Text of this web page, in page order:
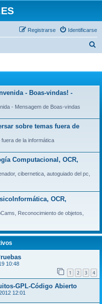
Identificarse
Registrarse
- Boas-vindas! -
- Mensagem de Boas-vindas
sobre temas fuera de
de la informática
Computacional, OCR,
cibernetica, autoguiado del pc,
OCR,
Reconocimiento de objetos,
10:48
1 2 3 4
GPL-Código Abierto
12:01